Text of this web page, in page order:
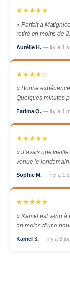
★★★★★
« Parfait à
retiré en moins de
Aurélie H. — il y a 1
★★★★☆
« Bonne
Quelques minutes
Fatima O. — il y a 1
★★★★★
« J’avais une
venue le lendemain
Sophie M. — il y a 1
★★★★★
« Kamel est venu à
en moins d’une
Kamel S. — il y a 3